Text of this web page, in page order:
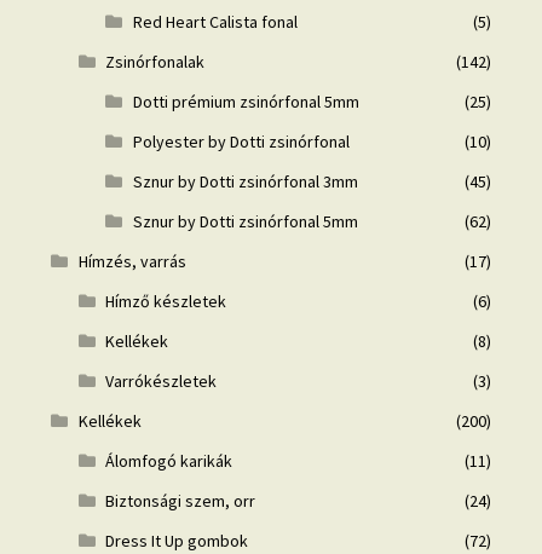
Red Heart Calista fonal
(5)
Zsinórfonalak
(142)
Dotti prémium zsinórfonal 5mm
(25)
Polyester by Dotti zsinórfonal
(10)
Sznur by Dotti zsinórfonal 3mm
(45)
Sznur by Dotti zsinórfonal 5mm
(62)
Hímzés, varrás
(17)
Hímző készletek
(6)
Kellékek
(8)
Varrókészletek
(3)
Kellékek
(200)
Álomfogó karikák
(11)
Biztonsági szem, orr
(24)
Dress It Up gombok
(72)